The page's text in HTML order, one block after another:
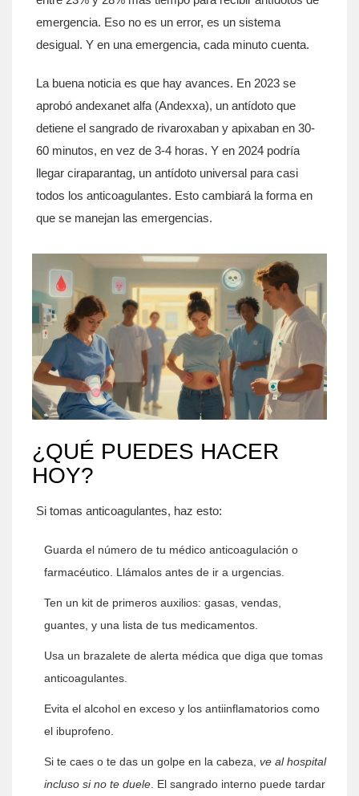
emergencia. Eso no es un error, es un sistema
desigual. Y en una emergencia, cada minuto cuenta.
La buena noticia es que hay avances. En 2023 se
aprobó andexanet alfa (Andexxa), un antídoto que
detiene el sangrado de rivaroxaban y apixaban en 30-
60 minutos, en vez de 3-4 horas. Y en 2024 podría
llegar ciraparantag, un antídoto universal para casi
todos los anticoagulantes. Esto cambiará la forma en
que se manejan las emergencias.
¿QUÉ PUEDES HACER
HOY?
Si tomas anticoagulantes, haz esto:
Guarda el número de tu médico anticoagulación o
farmacéutico. Llámalos antes de ir a urgencias.
Ten un kit de primeros auxilios: gasas, vendas,
guantes, y una lista de tus medicamentos.
Usa un brazalete de alerta médica que diga que tomas
anticoagulantes.
Evita el alcohol en exceso y los antiinflamatorios como
el ibuprofeno.
Si te caes o te das un golpe en la cabeza, ve al hospital
incluso si no te duele . El sangrado interno puede tardar